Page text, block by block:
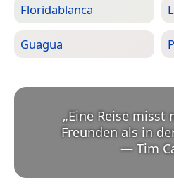
Floridablanca
Guagua
„Eine Reise misst
Freunden als in
— Tim